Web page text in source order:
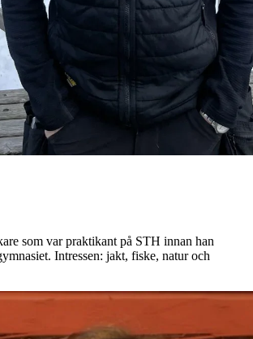
som var praktikant på STH innan han
Intressen: jakt, fiske, natur och